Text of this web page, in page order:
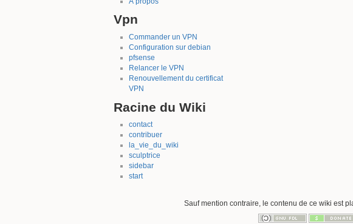
Vpn
Commander un VPN
Configuration sur debian
pfsense
Relancer le VPN
Renouvellement du certificat
VPN
Racine du Wiki
contact
contribuer
la_vie_du_wiki
sculptrice
sidebar
start
Sauf mention contraire, le contenu de ce wiki est